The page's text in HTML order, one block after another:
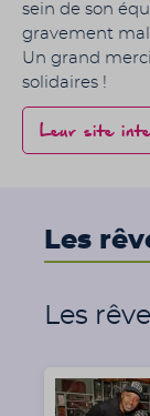
sein de son
gravement
Un grand
solidaires !
Leur site
Les
Les